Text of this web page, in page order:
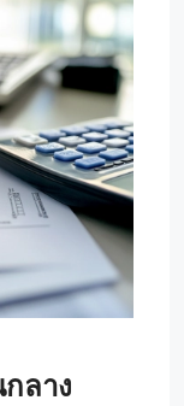
ลาง